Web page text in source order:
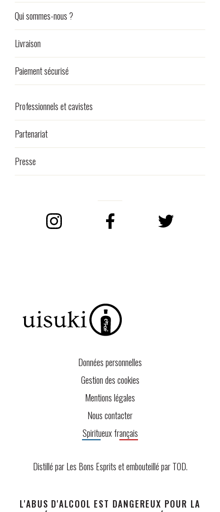
Qui sommes-nous ?
Livraison
Paiement sécurisé
Professionnels et cavistes
Partenariat
Presse
Données personnelles
Gestion des cookies
Mentions légales
Nous contacter
Spiritueux français
Distillé par Les Bons Esprits et embouteillé parTOD.
L'ABUS D'ALCOOL EST DANGEREUX POUR LA